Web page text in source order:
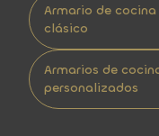
Armario de
clásico
Armarios de
personalizados